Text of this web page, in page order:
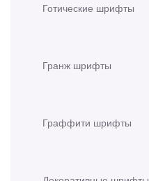
Готические шрифты
Гранж шрифты
Граффити шрифты